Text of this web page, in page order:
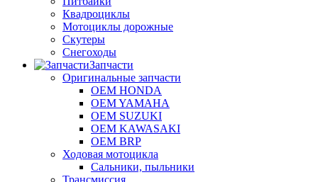
Квадроциклы
Мотоциклы дорожные
Скутеры
Снегоходы
Запчасти
Оригинальные запчасти
OEM HONDA
OEM YAMAHA
OEM SUZUKI
OEM KAWASAKI
OEM BRP
Ходовая мотоцикла
Сальники, пыльники
Трансмиссия